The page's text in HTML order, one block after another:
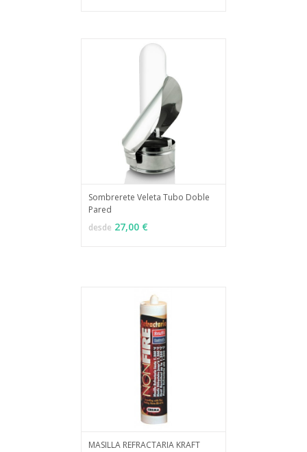
VER OPCIONES
Sombrerete Veleta Tubo Doble
Pared
desde 27,00 €
MASILLA REFRACTARIA KRAFT